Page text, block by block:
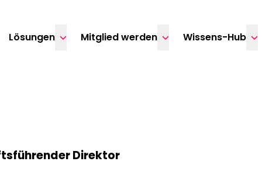
Lösungen Mitglied werden Wissens-Hub
Direktor